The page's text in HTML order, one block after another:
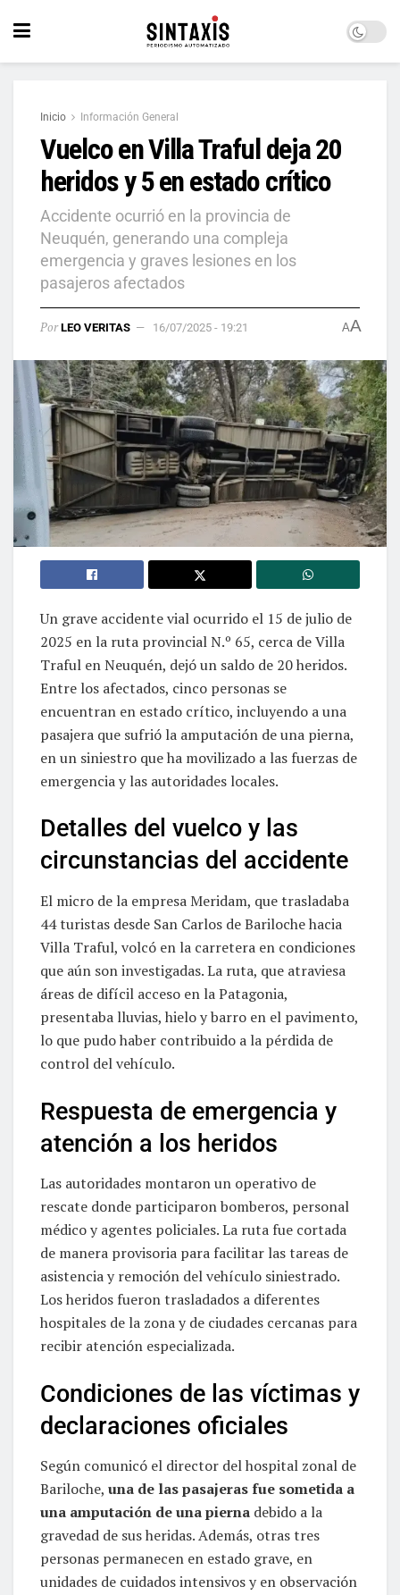
Inicio Información General
Vuelco en Villa Traful deja 20
heridos y 5 en estado crítico
Accidente ocurrió en la provincia de
Neuquén, generando una compleja
emergencia y graves lesiones en los
pasajeros afectados
Por LEO VERITAS 16/07/2025 - 19:21 AA
Un grave accidente vial ocurrido el 15 de julio de
2025 en la ruta provincial N.º 65, cerca de Villa
Traful en Neuquén, dejó un saldo de 20 heridos.
Entre los afectados, cinco personas se
encuentran en estado crítico, incluyendo a una
pasajera que sufrió la amputación de una pierna,
en un siniestro que ha movilizado a las fuerzas de
emergencia y las autoridades locales.
Detalles del vuelco y las
circunstancias del accidente
El micro de la empresa Meridam, que trasladaba
44 turistas desde San Carlos de Bariloche hacia
Villa Traful, volcó en la carretera en condiciones
que aún son investigadas. La ruta, que atraviesa
áreas de difícil acceso en la Patagonia,
presentaba lluvias, hielo y barro en el pavimento,
lo que pudo haber contribuido a la pérdida de
control del vehículo.
Respuesta de emergencia y
atención a los heridos
Las autoridades montaron un operativo de
rescate donde participaron bomberos, personal
médico y agentes policiales. La ruta fue cortada
de manera provisoria para facilitar las tareas de
asistencia y remoción del vehículo siniestrado.
Los heridos fueron trasladados a diferentes
hospitales de la zona y de ciudades cercanas para
recibir atención especializada.
Condiciones de las víctimas y
declaraciones oficiales
Según comunicó el director del hospital zonal de
Bariloche, una de las pasajeras fue sometida a
una amputación de una pierna debido a la
gravedad de sus heridas. Además, otras tres
personas permanecen en estado grave, en
unidades de cuidados intensivos y en observación